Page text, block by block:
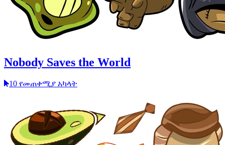
Nobody Saves the World
10 የመጠቀሚያ አካላት